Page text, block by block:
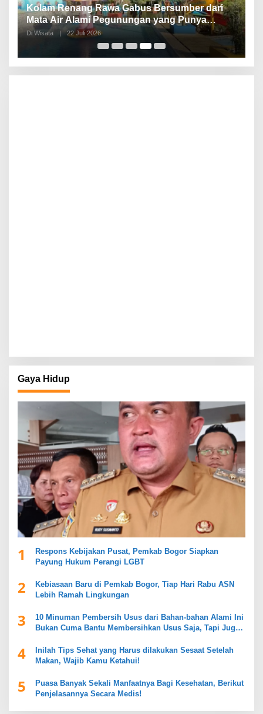
Kolam Renang Rawa Gabus Bersumber dari
Mata Air Alami Pegunungan yang Punya
Pemandangan Langsung di Alam dan
Di Wisata 22 Juli 2026
Gaya Hidup
1
Respons Kebijakan Pusat, Pemkab Bogor Siapkan
Payung Hukum Perangi LGBT
2
Kebiasaan Baru di Pemkab Bogor, Tiap Hari Rabu ASN
Lebih Ramah Lingkungan
3
10 Minuman Pembersih Usus dari Bahan-bahan Alami Ini
Bukan Cuma Bantu Membersihkan Usus Saja, Tapi Juga
4
Inilah Tips Sehat yang Harus dilakukan Sesaat Setelah
Makan, Wajib Kamu Ketahui!
5
Puasa Banyak Sekali Manfaatnya Bagi Kesehatan, Berikut
Penjelasannya Secara Medis!